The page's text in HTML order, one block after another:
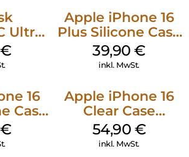
Ultra
€
Apple iPhone 16
Plus Silicone Case
MagSafe Plum
39,90€
inkl. MwSt.
16
Case
€
Apple iPhone 16
Clear Case
MagSafe
Transparent
54,90 €
inkl. MwSt.